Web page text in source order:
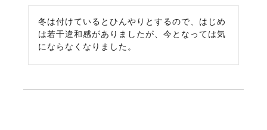
冬は付けているとひんやりとするので、はじめ
は若干違和感がありましたが、今となっては気
にならなくなりました。